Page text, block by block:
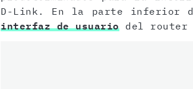
D-Link. En la parte inferior
interfaz de usuariodel router